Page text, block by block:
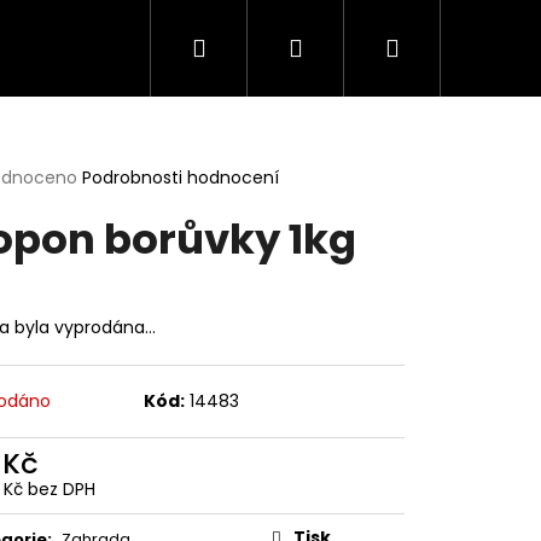
Hledat PřihlášeníNákupní
Podrobnosti hodnocení
borůvky 1kg
byla vyprodána…
Kód: 14483
bez DPH